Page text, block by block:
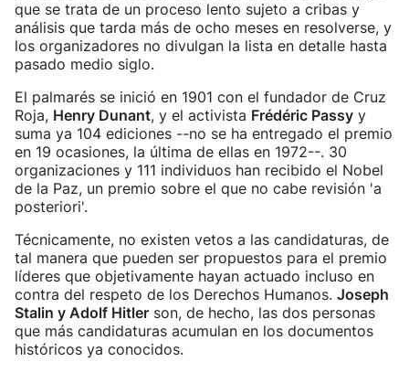
que se trata de un proceso lento sujeto a cribas y
análisis que tarda más de ocho meses en resolverse, y
los organizadores no divulgan la lista en detalle hasta
pasado medio siglo.
El palmarés se inició en 1901 con el fundador de Cruz
Roja, Henry Dunant, y el activista Frédéric Passy y
suma ya 104 ediciones --no se ha entregado el premio
en 19 ocasiones, la última de ellas en 1972--. 30
organizaciones y 111 individuos han recibido el Nobel
de la Paz, un premio sobre el que no cabe revisión 'a
posteriori'.
Técnicamente, no existen vetos a las candidaturas, de
tal manera que pueden ser propuestos para el premio
líderes que objetivamente hayan actuado incluso en
contra del respeto de los Derechos Humanos. Joseph
Stalin y Adolf Hitler son, de hecho, las dos personas
que más candidaturas acumulan en los documentos
históricos ya conocidos.